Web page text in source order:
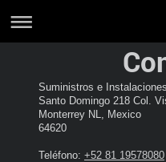
Suministros e
Santo Domingo 218 Col.
Monterrey NL, Mexico
64620
Teléfono: +52 81 19578080